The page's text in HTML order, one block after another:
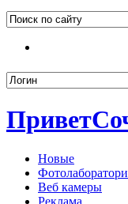
Привет
Новые
Веб камеры
Реклама